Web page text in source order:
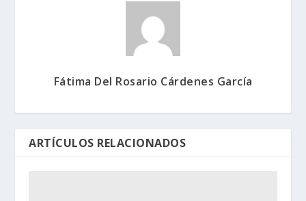
Fátima Del Rosario Cárdenes García
ARTÍCULOS RELACIONADOS